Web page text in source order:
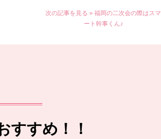
次の記事を見る »福岡の二次会の際はスマ
ート幹事くん♪
すすめ！！